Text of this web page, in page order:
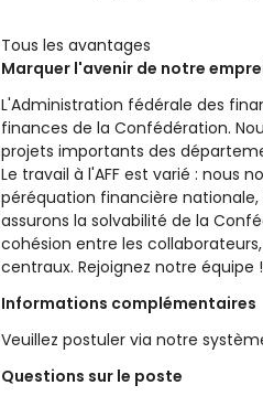
Tous les avantages
Marquer l'avenir de notre
L'Administration fédérale des
finances de la Confédération.
projets importants des
Le travail à l'AFF est varié : nous
péréquation financière
assurons la solvabilité de la
cohésion entre les
centraux. Rejoignez notre équipe !
Informations complémentaires
Veuillez postuler via notre
Questions sur le poste